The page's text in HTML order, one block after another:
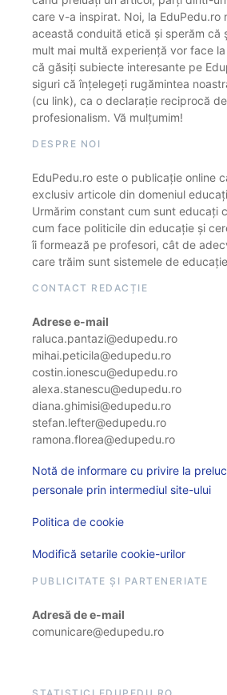
care v-a inspirat. Noi, la EduPedu.ro
această conduită etică și sperăm că
mult mai multă experiență vor face
că găsiți subiecte interesante pe
siguri că înțelegeți rugămintea
(cu link), ca o declarație reciprocă
profesionalism. Vă mulțumim!
DESPRE NOI
EduPedu.ro este o publicație online
exclusiv articole din domeniul
Urmărim constant cum sunt educați
cum face politicile din educație și
îi formează pe profesori, cât de
care trăim sunt sistemele de
CONTACT REDACȚIE
Adrese e-mail
raluca.pantazi@edupedu.ro
mihai.peticila@edupedu.ro
costin.ionescu@edupedu.ro
alexa.stanescu@edupedu.ro
diana.ghimisi@edupedu.ro
stefan.lefter@edupedu.ro
ramona.florea@edupedu.ro
Notă de informare cu privire la
personale prin intermediul site-ului
Politica de cookie
Modifică setarile cookie-urilor
PUBLICITATE ȘI PARTENERIATE
Adresă de e-mail
comunicare@edupedu.ro